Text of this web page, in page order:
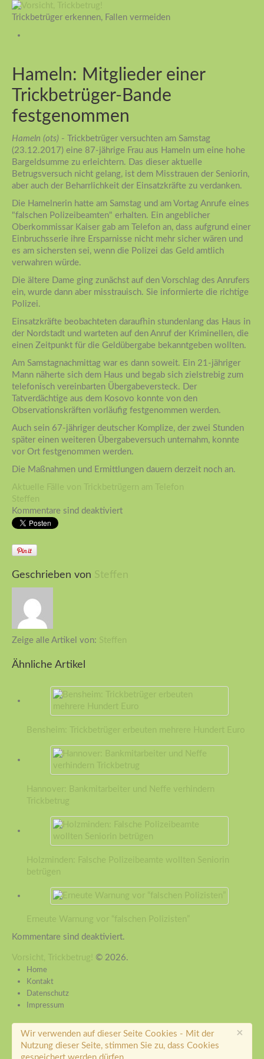
Trickbetrüger erkennen, Fallen vermeiden
Hameln: Mitglieder einer
Trickbetrüger-Bande
festgenommen
Hameln (ots) - Trickbetrüger versuchten am Samstag
(23.12.2017) eine 87-jährige Frau aus Hameln um eine hohe
Bargeldsumme zu erleichtern. Das dieser aktuelle
Betrugsversuch nicht gelang, ist dem Misstrauen der Seniorin,
aber auch der Beharrlichkeit der Einsatzkräfte zu verdanken.
Die Hamelnerin hatte am Samstag und am Vortag Anrufe eines
"falschen Polizeibeamten" erhalten. Ein angeblicher
Oberkommissar Kaiser gab am Telefon an, dass aufgrund einer
Einbruchsserie ihre Ersparnisse nicht mehr sicher wären und
es am sichersten sei, wenn die Polizei das Geld amtlich
verwahren würde.
Die ältere Dame ging zunächst auf den Vorschlag des Anrufers
ein, wurde dann aber misstrauisch. Sie informierte die richtige
Polizei.
Einsatzkräfte beobachteten daraufhin stundenlang das Haus in
der Nordstadt und warteten auf den Anruf der Kriminellen, die
einen Zeitpunkt für die Geldübergabe bekanntgeben wollten.
Am Samstagnachmittag war es dann soweit. Ein 21-jähriger
Mann näherte sich dem Haus und begab sich zielstrebig zum
telefonisch vereinbarten Übergabeversteck. Der
Tatverdächtige aus dem Kosovo konnte von den
Observationskräften vorläufig festgenommen werden.
Auch sein 67-jähriger deutscher Komplize, der zwei Stunden
später einen weiteren Übergabeversuch unternahm, konnte
vor Ort festgenommen werden.
Die Maßnahmen und Ermittlungen dauern derzeit noch an.
Aktuelle Fälle von Trickbetrügern am Telefon
Steffen
Kommentare sind deaktiviert
Geschrieben von Steffen
Zeige alle Artikel von: Steffen
Ähnliche Artikel
Bensheim: Trickbetrüger erbeuten mehrere Hundert Euro
Hannover: Bankmitarbeiter und Neffe verhindern
Trickbetrug
Holzminden: Falsche Polizeibeamte wollten Seniorin
betrügen
Erneute Warnung vor “falschen Polizisten”
Kommentare sind deaktiviert.
Vorsicht, Trickbetrug! © 2026.
Home
Kontakt
Datenschutz
Impressum
×
Wir verwenden auf dieser Seite Cookies - Mit der
Nutzung dieser Seite, stimmen Sie zu, dass Cookies